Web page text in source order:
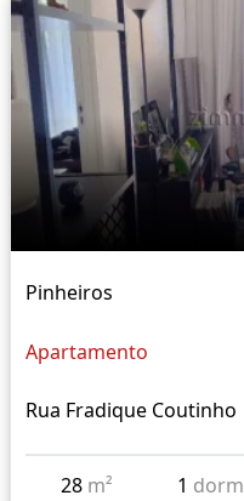
Pinheiros
Apartamento
Rua Fradique Coutinho
28 m² 1 dorm